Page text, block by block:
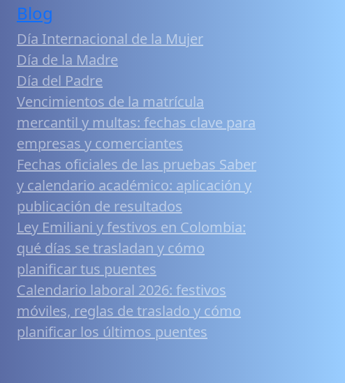
Blog
Día Internacional de la Mujer
Día de la Madre
Día del Padre
Vencimientos de la matrícula
mercantil y multas: fechas clave para
empresas y comerciantes
Fechas oficiales de las pruebas Saber
y calendario académico: aplicación y
publicación de resultados
Ley Emiliani y festivos en Colombia:
qué días se trasladan y cómo
planificar tus puentes
Calendario laboral 2026: festivos
móviles, reglas de traslado y cómo
planificar los últimos puentes